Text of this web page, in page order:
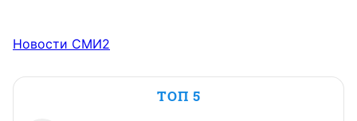
Новости СМИ2
ТОП 5